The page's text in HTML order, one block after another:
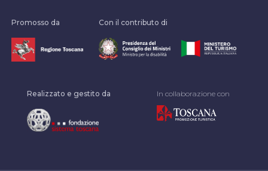
Promosso da Con il contributo di
Realizzato e gestito da In collaborazione con